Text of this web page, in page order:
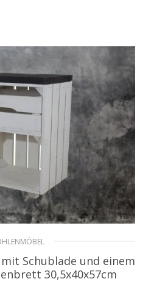
Schublade und einem
30,5x40x57cm